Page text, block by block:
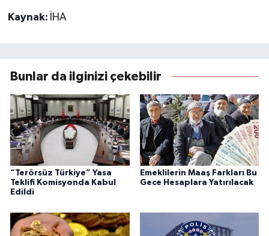
Kaynak: İHA
Bunlar da ilginizi çekebilir
“Terörsüz Türkiye” Yasa
Teklifi Komisyonda Kabul
Edildi
Emeklilerin Maaş Farkları Bu
Gece Hesaplara Yatırılacak